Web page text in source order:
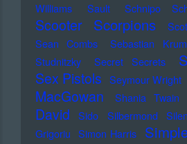
Williams
Sault Schnipo
Scooter Scorpions
Sean Combs
Sebastian
Studnitzky
Secret Secrets
Sex Pistols Seymour Wright
MacGowan
Shania Twain
David
Sido Silbermond
Grigoriu Simon Harris